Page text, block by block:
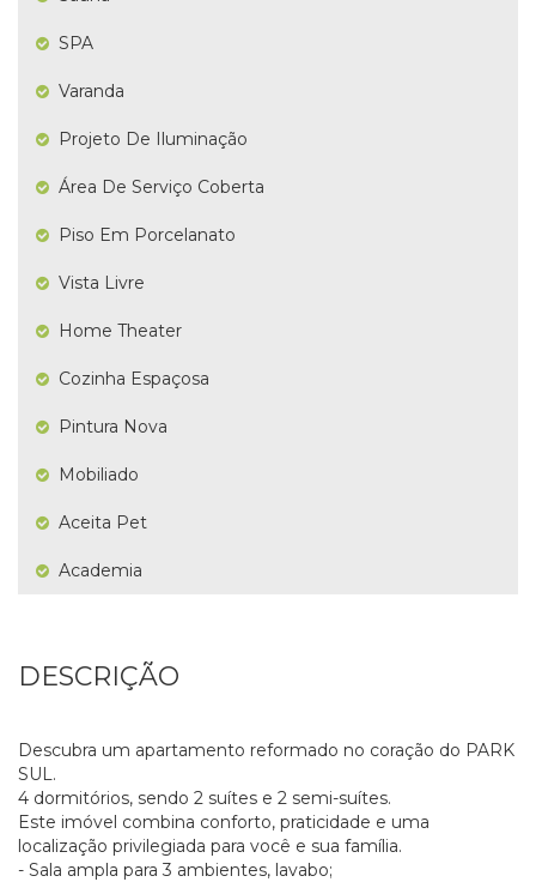
SPA
Varanda
Projeto De Iluminação
Área De Serviço Coberta
Piso Em Porcelanato
Vista Livre
Home Theater
Cozinha Espaçosa
Pintura Nova
Mobiliado
Aceita Pet
Academia
DESCRIÇÃO
Descubra um apartamento reformado no coração do PARK
SUL.
4 dormitórios, sendo 2 suítes e 2 semi-suítes.
Este imóvel combina conforto, praticidade e uma
localização privilegiada para você e sua família.
- Sala ampla para 3 ambientes, lavabo;